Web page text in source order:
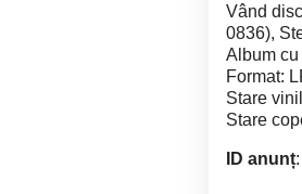
Vând
0836),
Album cu
Format:
Stare
Stare
ID anunț